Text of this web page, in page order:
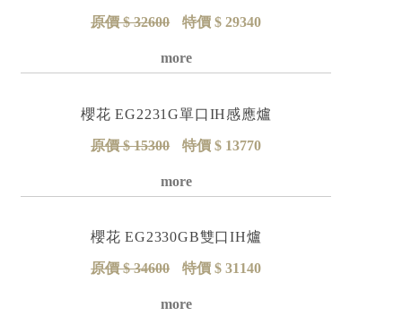
原價 $ 32600 特價 $ 29340
詳細資料
櫻花 EG2231G單口IH感應爐
原價 $ 15300 特價 $ 13770
詳細資料
櫻花 EG2330GB雙口IH爐
原價 $ 34600 特價 $ 31140
詳細資料